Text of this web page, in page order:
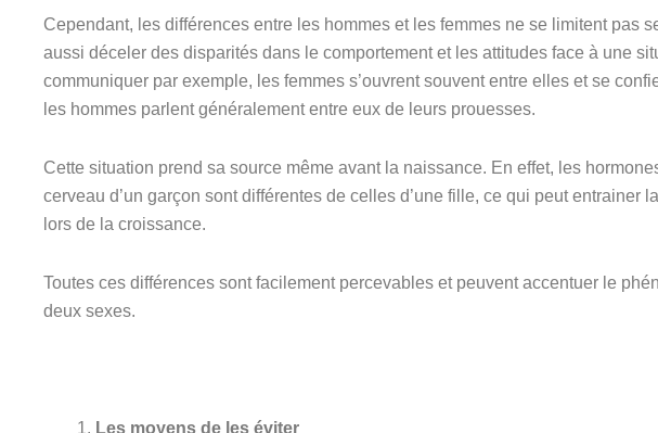
Cependant, les différences entre les hommes et les femmes ne se limitent pas
aussi déceler des disparités dans le comportement et les attitudes face à une
communiquer par exemple, les femmes s’ouvrent souvent entre elles et se
les hommes parlent généralement entre eux de leurs prouesses.
Cette situation prend sa source même avant la naissance. En effet, les
cerveau d’un garçon sont différentes de celles d’une fille, ce qui peut entrainer
lors de la croissance.
Toutes ces différences sont facilement percevables et peuvent accentuer le
deux sexes.
Les moyens de les éviter